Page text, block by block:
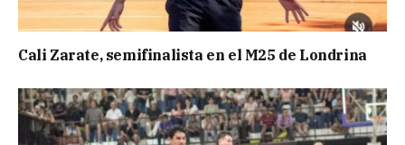
Cali Zarate, semifinalista en el M25 de Londrina